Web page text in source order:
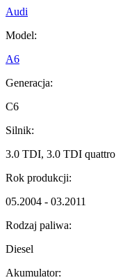
Audi
Model:
A6
Generacja:
C6
Silnik:
3.0 TDI, 3.0 TDI quattro
Rok produkcji:
05.2004 - 03.2011
Rodzaj paliwa:
Diesel
Akumulator: